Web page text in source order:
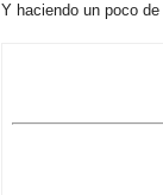
Y haciendo un poco de